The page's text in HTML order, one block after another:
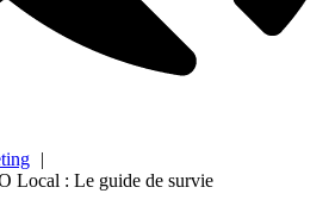
Local : Le guide de survie